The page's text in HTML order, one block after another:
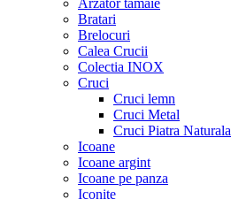
Arzator tamaie
Bratari
Brelocuri
Calea Crucii
Colectia INOX
Cruci
Cruci lemn
Cruci Metal
Cruci Piatra Naturala
Icoane
Icoane argint
Icoane pe panza
Iconite